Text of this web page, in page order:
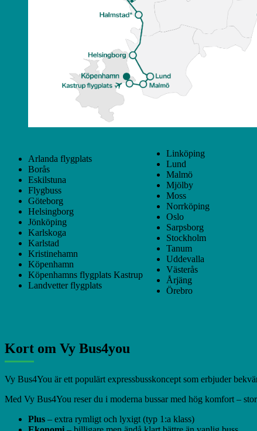
Arlanda flygplats
Borås
Eskilstuna
Flygbuss
Göteborg
Helsingborg
Jönköping
Karlskoga
Karlstad
Kristinehamn
Köpenhamn
Köpenhamns flygplats Kastrup
Landvetter flygplats
Linköping
Lund
Malmö
Mjölby
Moss
Norrköping
Oslo
Sarpsborg
Stockholm
Tanum
Uddevalla
Västerås
Årjäng
Örebro
Kort om Vy Bus4you
Vy Bus4You är ett populärt expressbusskoncept som erbjuder
Med Vy Bus4You reser du i moderna bussar med hög komfort –
Plus – extra rymligt och lyxigt (typ 1:a klass)